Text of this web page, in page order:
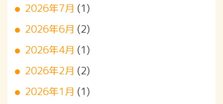
2026年7月 (1)
2026年6月 (2)
2026年4月 (1)
2026年2月 (2)
2026年1月 (1)